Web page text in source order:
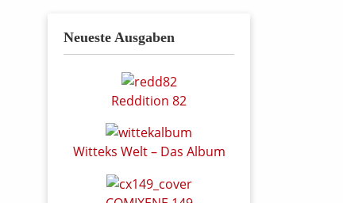
Neueste Ausgaben
Reddition 82
Witteks Welt – Das Album